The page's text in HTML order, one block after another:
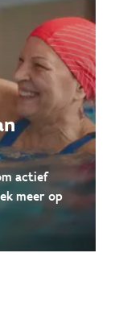
actief
meer op